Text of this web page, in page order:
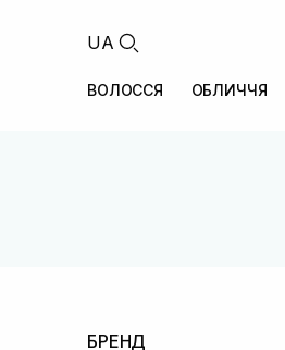
UA
ВОЛОССЯ ОБЛИЧЧЯ
БРЕНД